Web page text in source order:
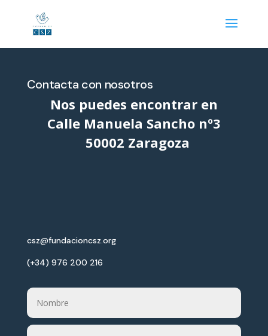
Contacta con nosotros
Nos puedes encontrar en
Calle Manuela Sancho nº3
50002 Zaragoza
csz@fundacioncsz.org
(+34) 976 200 216